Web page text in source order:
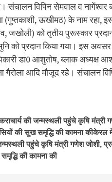
संचालन विपिन सेमवाल व नागेंश्वर
ऊखीमठ) के नाम रहा, इस
जखोली) को तृतीय पुरूस्कार
को प्रदान किया गया। इस
डा0 आशुतोष, ब्लाक अध्यक्ष
गैरोला आदि मौजूद रहे। संचालन
की जन्मस्थली पहुंचे कृषि मंत्री
की सुख समृद्धि की कामना कीकेरल
पहुंचे कृषि मंत्री गणेश जोशी,
की कामना की